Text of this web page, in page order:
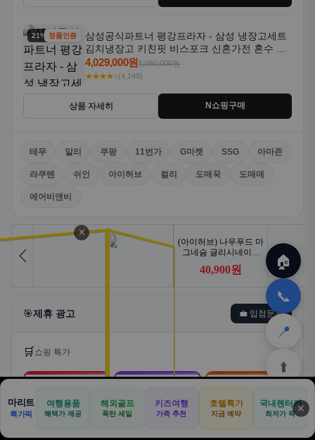
21% 할인정품인증
삼성공식파트너 평강프라자 - 삼성 냉장고세트
김치냉장고 키친핏 비스포크 신혼가전 혼수 입
주가전 빌트인 화이트
4,029,000원5,080,000원
★★★★⭐(4,149)
상품 자세히 N쇼핑구매
테무 알리 쿠팡 11번가 G마켓 SSG 아마존
라쿠텐 쉬인 아이허브 컬리 도매꾹 도매매
에어비앤비
🎯제휴 광고 💼 입점문의
🛒 쇼핑 특가
🛒
쿠팡
로켓배송·특가
📦
알리익스프레스
🎁
테무
초저가·무료배송
🏠
✈️
공항
⛳
📋
🛒
쿠팡
🎁
테무
🏠
📞
📍
⬆️
🏠 📝
견적
🚐
기사등록
🛒
아마존
✕
마리트
특가픽
여행용품
혜택가 제공
해외골프
폭탄 세일
키즈여행
가족 추천
호텔특가
지금 예약
국내렌터카
최저가 픽 ✕